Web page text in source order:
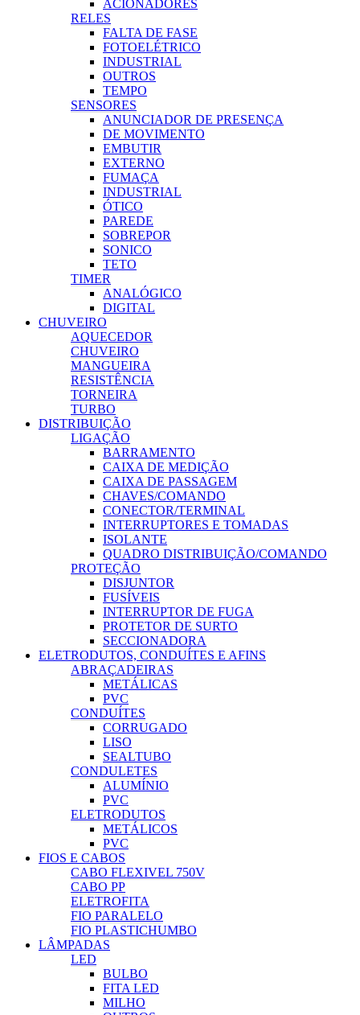
ACIONADORES
RELES
FALTA DE FASE
FOTOELÉTRICO
INDUSTRIAL
OUTROS
TEMPO
SENSORES
ANUNCIADOR DE PRESENÇA
DE MOVIMENTO
EMBUTIR
EXTERNO
FUMAÇA
INDUSTRIAL
ÓTICO
PAREDE
SOBREPOR
SONICO
TETO
TIMER
ANALÓGICO
DIGITAL
CHUVEIRO
AQUECEDOR
CHUVEIRO
MANGUEIRA
RESISTÊNCIA
TORNEIRA
TURBO
DISTRIBUIÇÃO
LIGAÇÃO
BARRAMENTO
CAIXA DE MEDIÇÃO
CAIXA DE PASSAGEM
CHAVES/COMANDO
CONECTOR/TERMINAL
INTERRUPTORES E TOMADAS
ISOLANTE
QUADRO DISTRIBUIÇÃO/COMANDO
PROTEÇÃO
DISJUNTOR
FUSÍVEIS
INTERRUPTOR DE FUGA
PROTETOR DE SURTO
SECCIONADORA
ELETRODUTOS, CONDUÍTES E AFINS
ABRAÇADEIRAS
METÁLICAS
PVC
CONDUÍTES
CORRUGADO
LISO
SEALTUBO
CONDULETES
ALUMÍNIO
PVC
ELETRODUTOS
METÁLICOS
PVC
FIOS E CABOS
CABO FLEXIVEL 750V
CABO PP
ELETROFITA
FIO PARALELO
FIO PLASTICHUMBO
LÂMPADAS
LED
BULBO
FITA LED
MILHO